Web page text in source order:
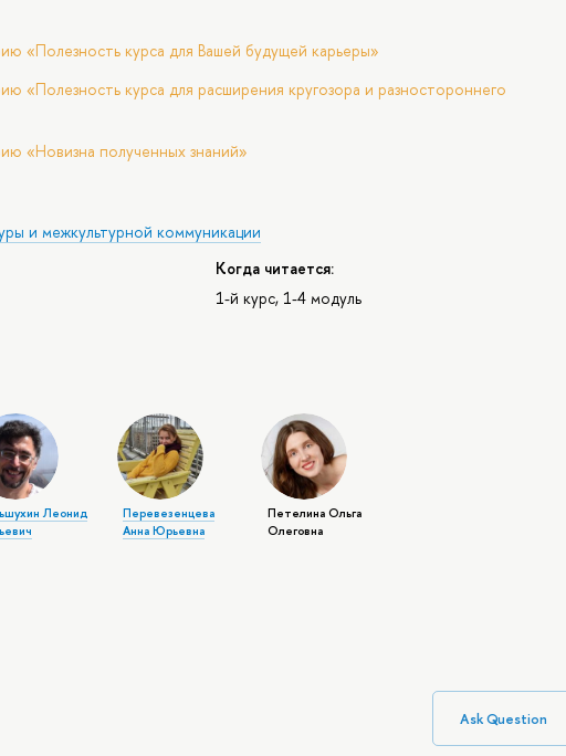
«Полезность курса для Вашей будущей карьеры»
«Полезность курса для расширения кругозора и разностороннего
«Новизна полученных знаний»
и межкультурной коммуникации
Когда читается:
1-й курс, 1-4 модуль
Леонид
Перевезенцева
Анна Юрьевна
Петелина Ольга
Олеговна
Ask Question